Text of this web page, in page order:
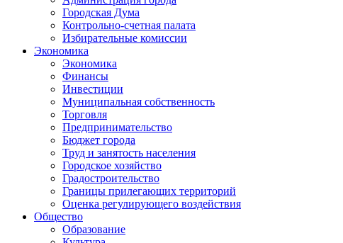
Городская Дума
Контрольно-счетная палата
Избирательные комиссии
Экономика
Экономика
Финансы
Инвестиции
Муниципальная собственность
Торговля
Предпринимательство
Бюджет города
Труд и занятость населения
Городское хозяйство
Градостроительство
Границы прилегающих территорий
Оценка регулирующего воздействия
Общество
Образование